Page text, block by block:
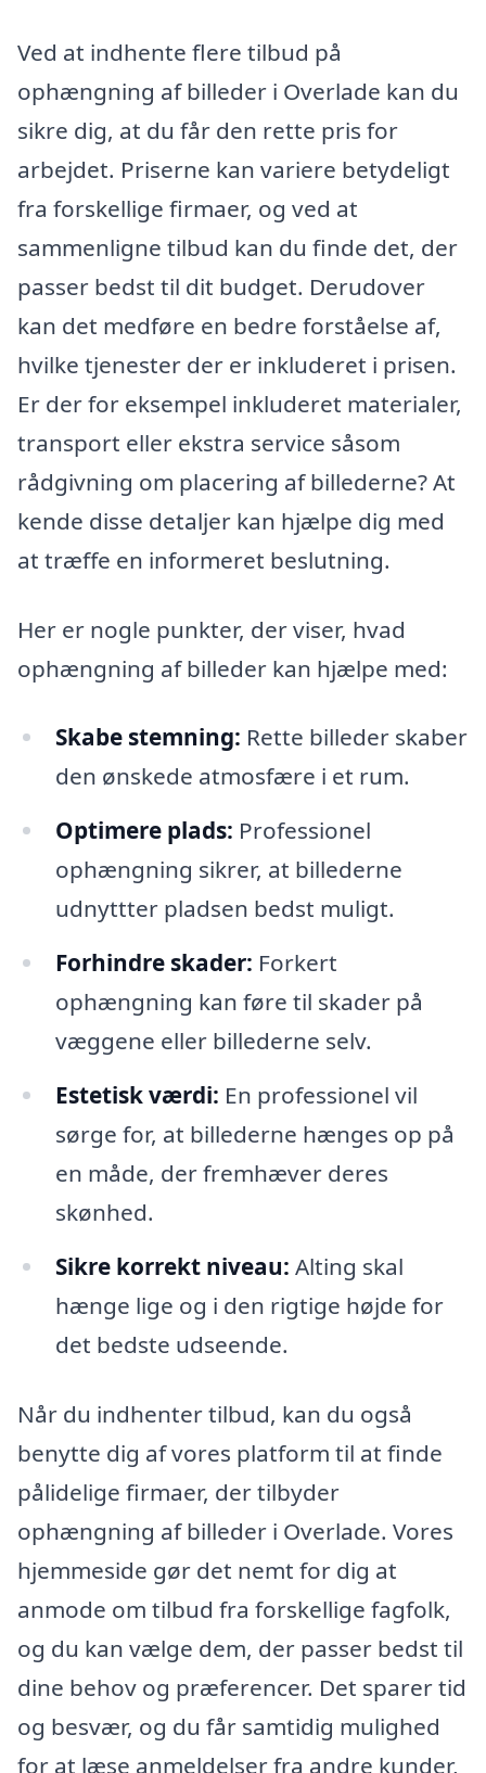
Ved at indhente flere tilbud på
ophængning af billeder i Overlade kan du
sikre dig, at du får den rette pris for
arbejdet. Priserne kan variere betydeligt
fra forskellige firmaer, og ved at
sammenligne tilbud kan du finde det, der
passer bedst til dit budget. Derudover
kan det medføre en bedre forståelse af,
hvilke tjenester der er inkluderet i prisen.
Er der for eksempel inkluderet materialer,
transport eller ekstra service såsom
rådgivning om placering af billederne? At
kende disse detaljer kan hjælpe dig med
at træffe en informeret beslutning.
Her er nogle punkter, der viser, hvad
ophængning af billeder kan hjælpe med:
Skabe stemning: Rette billeder skaber
den ønskede atmosfære i et rum.
Optimere plads: Professionel
ophængning sikrer, at billederne
udnyttter pladsen bedst muligt.
Forhindre skader: Forkert
ophængning kan føre til skader på
væggene eller billederne selv.
Estetisk værdi: En professionel vil
sørge for, at billederne hænges op på
en måde, der fremhæver deres
skønhed.
Sikre korrekt niveau: Alting skal
hænge lige og i den rigtige højde for
det bedste udseende.
Når du indhenter tilbud, kan du også
benytte dig af vores platform til at finde
pålidelige firmaer, der tilbyder
ophængning af billeder i Overlade. Vores
hjemmeside gør det nemt for dig at
anmode om tilbud fra forskellige fagfolk,
og du kan vælge dem, der passer bedst til
dine behov og præferencer. Det sparer tid
og besvær, og du får samtidig mulighed
for at læse anmeldelser fra andre kunder,